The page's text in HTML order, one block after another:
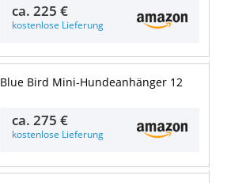
ca.225 €
kostenlose Lieferung
Blue Bird Mini-Hundeanhänger 12
ca.275 €
kostenlose Lieferung